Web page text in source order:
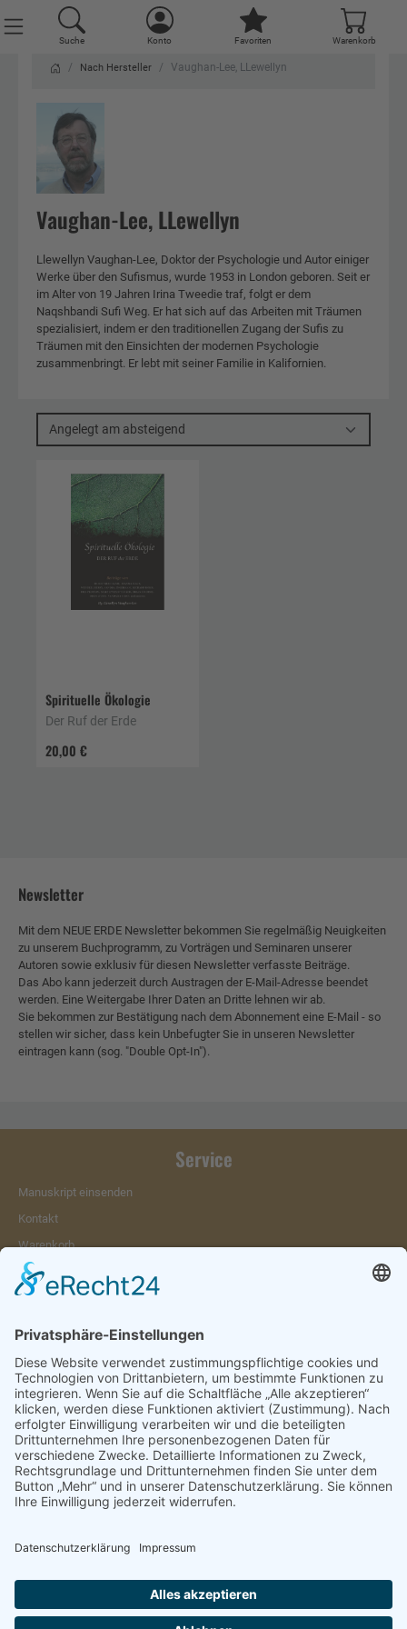
Suche Konto Favoriten Warenkorb
Nach Hersteller Vaughan-Lee, LLewellyn
Vaughan-Lee, LLewellyn
Llewellyn Vaughan-Lee, Doktor der Psychologie und Autor einiger
Werke über den Sufismus, wurde 1953 in London geboren. Seit er
im Alter von 19 Jahren Irina Tweedie traf, folgt er dem
Naqshbandi Sufi Weg. Er hat sich auf das Arbeiten mit Träumen
spezialisiert, indem er den traditionellen Zugang der Sufis zu
Träumen mit den Einsichten der modernen Psychologie
zusammenbringt. Er lebt mit seiner Familie in Kalifornien.
Angelegt am absteigend
Spirituelle Ökologie
20,00 €
Der Ruf der Erde
Newsletter
Mit dem NEUE ERDE Newsletter bekommen Sie regelmäßig Neuigkeiten
zu unserem Buchprogramm, zu Vorträgen und Seminaren unserer
Autoren sowie exklusiv für diesen Newsletter verfasste Beiträge.
Das Abo kann jederzeit durch Austragen der E-Mail-Adresse beendet
werden. Eine Weitergabe Ihrer Daten an Dritte lehnen wir ab.
Sie bekommen zur Bestätigung nach dem Abonnement eine E-Mail - so
stellen wir sicher, dass kein Unbefugter Sie in unseren Newsletter
eintragen kann (sog. "Double Opt-In").
Service
Manuskript einsenden
Kontakt
Warenkorb
Konto
Merkzettel
Vertrag widerrufen
Informationen
Impressum & Disclaimer
AGB und Widerrufsrecht
Verpackung und Versand